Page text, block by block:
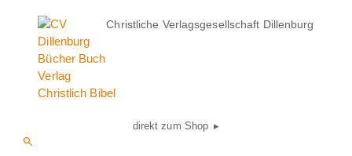
Christliche Verlagsgesellschaft Dillenburg
direkt zum Shop ▸